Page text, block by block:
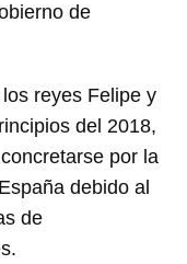
de
reyes Felipe y
del 2018,
por la
debido al
de